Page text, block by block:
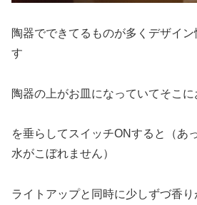
陶器でできてるものが多くデザイ
す
陶器の上がお皿になっていてそこ
を垂らしてスイッチONすると（
水がこぼれません）
ライトアップと同時に少しずづ香